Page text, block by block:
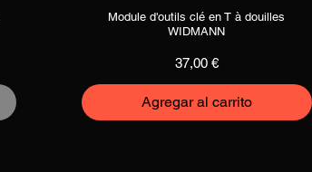
Vista rápida
Module d'outils clé en T à douilles
WIDMANN
Precio
37,00 €
Agregar al carrito